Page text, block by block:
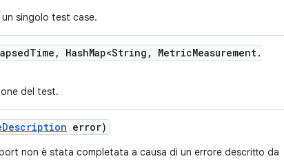
singolo test case.
Time , HashMap<String , MetricMeasurement.
del test.
Description error)
non è stata completata a causa di un errore descritto da